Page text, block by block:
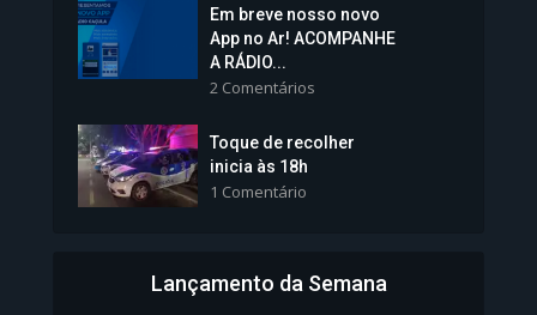
Vice-Prefeita Sheila Lemos
tomará posse nesta...
1.101 Modos de exibição
Bahia inicia emissão da
Em breve nosso novo
App no Ar! ACOMPANHE
A RÁDIO...
2 Comentários
Toque de recolher
inicia às 18h
1 Comentário
Lançamento da Semana